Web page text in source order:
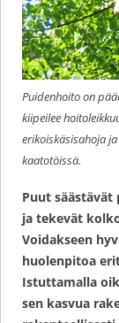
Puidenhoito on
kiipeilee
erikoiskäsisahoja
kaatotöissä.
Puut
ja tekevät
Voidakseen
huolenpitoa
Istuttamalla
sen kasvua